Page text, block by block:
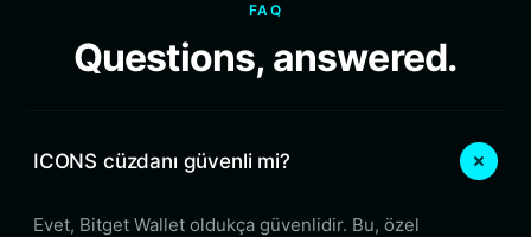
FAQ
Questions, answered.
ICONS cüzdanı güvenli mi?
Evet, Bitget Wallet oldukça güvenlidir. Bu, özel